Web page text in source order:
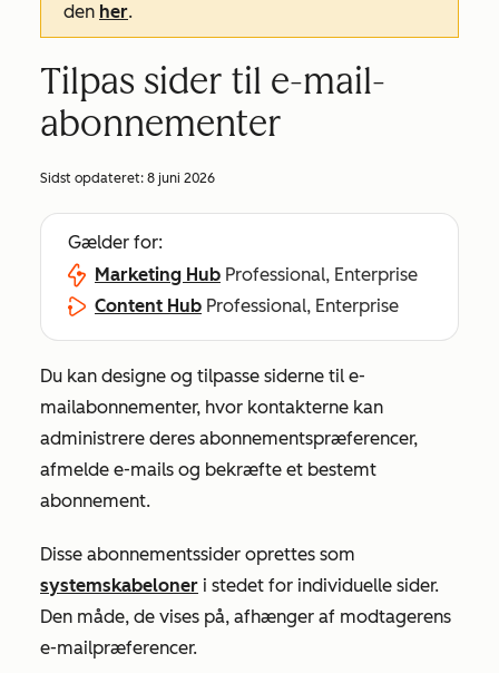
den her.
Tilpas sider til e-mail-
abonnementer
Sidst opdateret: 8 juni 2026
Gælder for:
Marketing Hub Professional, Enterprise
Content Hub Professional, Enterprise
Du kan designe og tilpasse siderne til e-
mailabonnementer, hvor kontakterne kan
administrere deres abonnementspræferencer,
afmelde e-mails og bekræfte et bestemt
abonnement.
Disse abonnementssider oprettes som
systemskabeloner i stedet for individuelle sider.
Den måde, de vises på, afhænger af modtagerens
e-mailpræferencer.